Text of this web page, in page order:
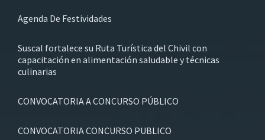
Agenda De Festividades
Suscal fortalece su Ruta Turística del Chivil con
capacitación en alimentación saludable y técnicas
culinarias
CONVOCATORIA A CONCURSO PÚBLICO
CONVOCATORIA CONCURSO PUBLICO